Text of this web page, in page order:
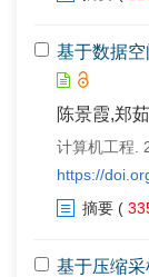
基于数据
陈景霞,郑
计算机工程.
https://
摘要 (
基于压缩